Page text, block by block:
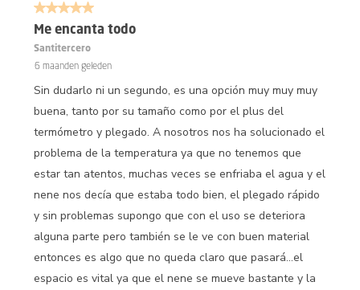
5 van 5 sterren.
Me encanta todo
Santitercero
6 maanden geleden
Sin dudarlo ni un segundo, es una opción muy muy muy
buena, tanto por su tamaño como por el plus del
termómetro y plegado. A nosotros nos ha solucionado el
problema de la temperatura ya que no tenemos que
estar tan atentos, muchas veces se enfriaba el agua y el
nene nos decía que estaba todo bien, el plegado rápido
y sin problemas supongo que con el uso se deteriora
alguna parte pero también se le ve con buen material
entonces es algo que no queda claro que pasará...el
espacio es vital ya que el nene se mueve bastante y la